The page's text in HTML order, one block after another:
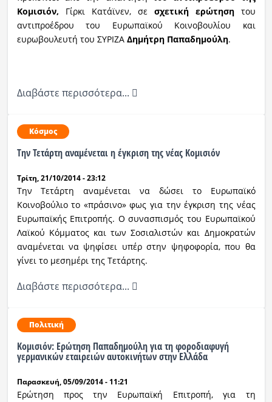
Κομισιόν, Γίρκι Κατάϊνεν, σε σχετική ερώτησητου
αντιπροέδρου του Ευρωπαϊκού Κοινοβουλίου και
ευρωβουλευτή του ΣΥΡΙΖΑ Δημήτρη Παπαδημούλη.
Διαβάστε περισσότερα...
Κόσμος
Την Τετάρτη αναμένεται η έγκριση της νέας Κομισιόν
Τρίτη, 21/10/2014 - 23:12
Την Τετάρτη αναμένεται να δώσει το Ευρωπαϊκό
Κοινοβούλιο το «πράσινο» φως για την έγκριση της νέας
Ευρωπαϊκής Επιτροπής. Ο συνασπισμός του Ευρωπαϊκού
Λαϊκού Κόμματος και των Σοσιαλιστών και Δημοκρατών
αναμένεται να ψηφίσει υπέρ στην ψηφοφορία, που θα
γίνει το μεσημέρι της Τετάρτης.
Διαβάστε περισσότερα...
Πολιτική
Κομισιόν: Ερώτηση Παπαδημούλη για τη φοροδιαφυγή
γερμανικών εταιρειών αυτοκινήτων στην Ελλάδα
Παρασκευή, 05/09/2014 - 11:21
Ερώτηση προς την Ευρωπαϊκή Επιτροπή, για τη